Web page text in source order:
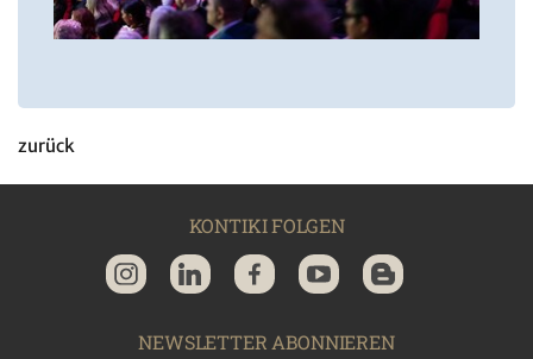
zurück
KONTIKI FOLGEN
NEWSLETTER ABONNIEREN